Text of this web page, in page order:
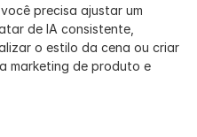
precisa ajustar um
de IA consistente,
o estilo da cena ou criar
marketing de produto e